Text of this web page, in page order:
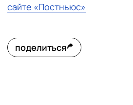
сайте «Постньюс»
поделиться